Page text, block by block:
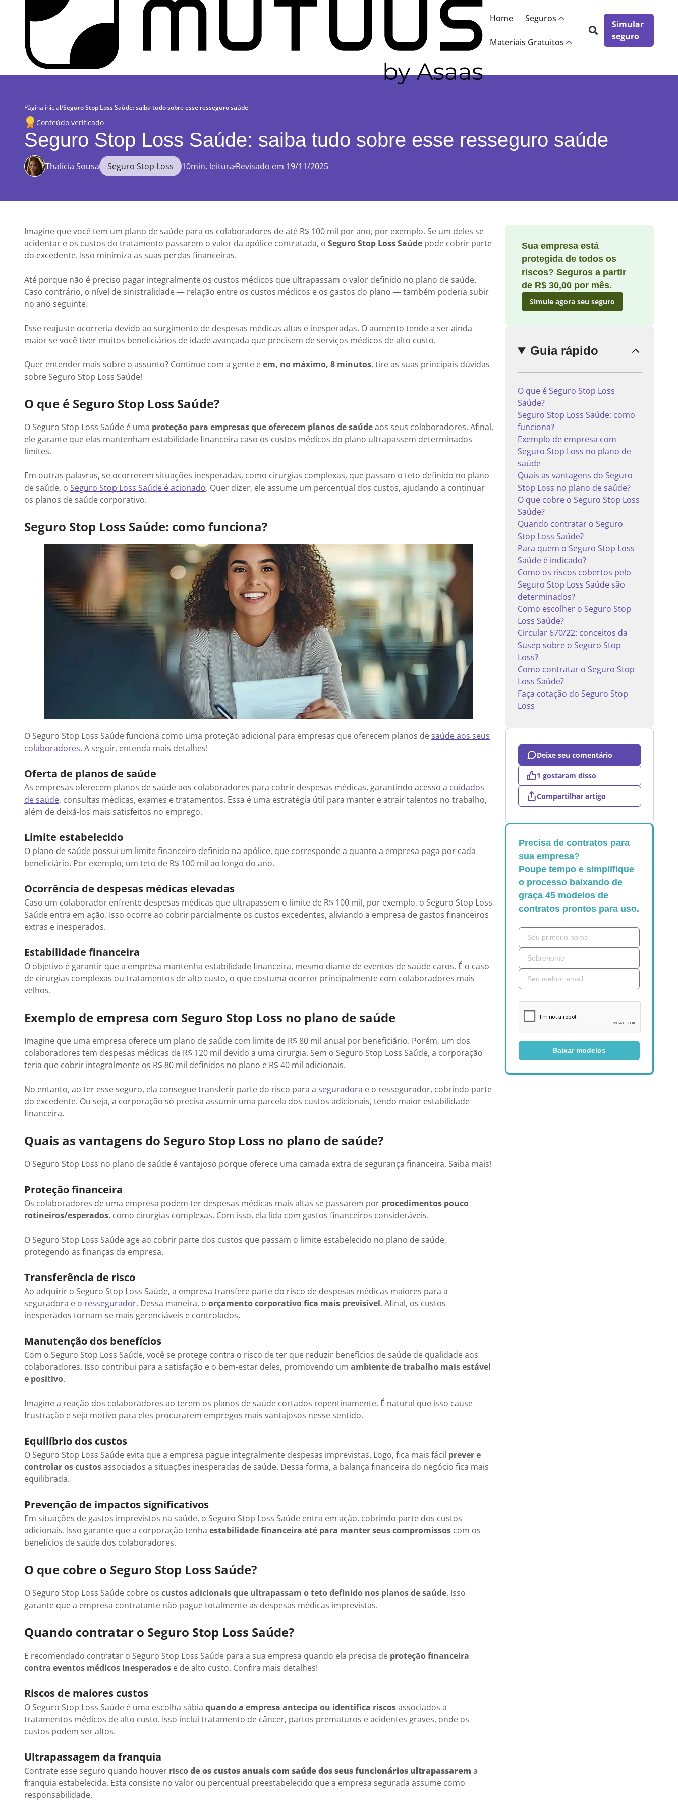
Home Seguros
Materiais Gratuitos
Simular
seguro
Página inicial/Seguro Stop Loss Saúde: saiba tudo sobre esse resseguro saúde
Conteúdo verificado
Seguro Stop Loss Saúde: saiba tudo sobre esse resseguro saúde
Thalicia Sousa Seguro Stop Loss 10min. leitura Revisado em 19/11/2025
Imagine que você tem um plano de saúde para os colaboradores de até R$ 100 mil por ano, por exemplo. Se um deles se
acidentar e os custos do tratamento passarem o valor da apólice contratada, o Seguro Stop Loss Saúde pode cobrir parte
do excedente. Isso minimiza as suas perdas financeiras.
Até porque não é preciso pagar integralmente os custos médicos que ultrapassam o valor definido no plano de saúde.
Caso contrário, o nível de sinistralidade — relação entre os custos médicos e os gastos do plano — também poderia subir
no ano seguinte.
Esse reajuste ocorreria devido ao surgimento de despesas médicas altas e inesperadas. O aumento tende a ser ainda
maior se você tiver muitos beneficiários de idade avançada que precisem de serviços médicos de alto custo.
Quer entender mais sobre o assunto? Continue com a gente eem, no máximo, 8 minutos, tire as suas principais dúvidas
sobre Seguro Stop Loss Saúde!
O que é Seguro Stop Loss Saúde?
O Seguro Stop Loss Saúde é uma proteção para empresas que oferecem planos de saúdeaos seus colaboradores. Afinal,
ele garante que elas mantenham estabilidade financeira caso os custos médicos do plano ultrapassem determinados
limites.
Em outras palavras, se ocorrerem situações inesperadas, como cirurgias complexas, que passam o teto definido no plano
de saúde, o Seguro Stop Loss Saúde é acionado. Quer dizer, ele assume um percentual dos custos, ajudando a continuar
os planos de saúde corporativo.
Seguro Stop Loss Saúde: como funciona?
O Seguro Stop Loss Saúde funciona como uma proteção adicional para empresas que oferecem planos desaúde aos seus
colaboradores. A seguir, entenda mais detalhes!
Oferta de planos de saúde
As empresas oferecem planos de saúde aos colaboradores para cobrir despesas médicas, garantindo acesso a cuidados
de saúde, consultas médicas, exames e tratamentos. Essa é uma estratégia útil para manter e atrair talentos no trabalho,
além de deixá-los mais satisfeitos no emprego.
Limite estabelecido
O plano de saúde possui um limite financeiro definido na apólice, que corresponde a quanto a empresa paga por cada
beneficiário. Por exemplo, um teto de R$ 100 mil ao longo do ano.
Ocorrência de despesas médicas elevadas
Caso um colaborador enfrente despesas médicas que ultrapassem o limite de R$ 100 mil, por exemplo, o Seguro Stop Loss
Saúde entra em ação. Isso ocorre ao cobrir parcialmente os custos excedentes, aliviando a empresa de gastos financeiros
extras e inesperados.
Estabilidade financeira
O objetivo é garantir que a empresa mantenha estabilidade financeira, mesmo diante de eventos de saúde caros. É o caso
de cirurgias complexas ou tratamentos de alto custo, o que costuma ocorrer principalmente com colaboradores mais
velhos.
Exemplo de empresa com Seguro Stop Loss no plano de saúde
Imagine que uma empresa oferece um plano de saúde com limite de R$ 80 mil anual por beneficiário. Porém, um dos
colaboradores tem despesas médicas de R$ 120 mil devido a uma cirurgia. Sem o Seguro Stop Loss Saúde, a corporação
teria que cobrir integralmente os R$ 80 mil definidos no plano e R$ 40 mil adicionais.
No entanto, ao ter esse seguro, ela consegue transferir parte do risco para a seguradora e o ressegurador, cobrindo parte
do excedente. Ou seja, a corporação só precisa assumir uma parcela dos custos adicionais, tendo maior estabilidade
financeira.
Quais as vantagens do Seguro Stop Loss no plano de saúde?
O Seguro Stop Loss no plano de saúde é vantajoso porque oferece uma camada extra de segurança financeira. Saiba mais!
Proteção financeira
Os colaboradores de uma empresa podem ter despesas médicas mais altas se passarem por procedimentos pouco
rotineiros/esperados, como cirurgias complexas. Com isso, ela lida com gastos financeiros consideráveis.
O Seguro Stop Loss Saúde age ao cobrir parte dos custos que passam o limite estabelecido no plano de saúde,
protegendo as finanças da empresa.
Transferência de risco
Ao adquirir o Seguro Stop Loss Saúde, a empresa transfere parte do risco de despesas médicas maiores para a
seguradora e o ressegurador. Dessa maneira, o orçamento corporativo fica mais previsível. Afinal, os custos
inesperados tornam-se mais gerenciáveis e controlados.
Manutenção dos benefícios
Com o Seguro Stop Loss Saúde, você se protege contra o risco de ter que reduzir benefícios de saúde de qualidade aos
colaboradores. Isso contribui para a satisfação e o bem-estar deles, promovendo um ambiente de trabalho mais estável
e positivo.
Imagine a reação dos colaboradores ao terem os planos de saúde cortados repentinamente. É natural que isso cause
frustração e seja motivo para eles procurarem empregos mais vantajosos nesse sentido.
Equilíbrio dos custos
O Seguro Stop Loss Saúde evita que a empresa pague integralmente despesas imprevistas. Logo, fica mais fácil prever e
controlar os custosassociados a situações inesperadas de saúde. Dessa forma, a balança financeira do negócio fica mais
equilibrada.
Prevenção de impactos significativos
Em situações de gastos imprevistos na saúde, o Seguro Stop Loss Saúde entra em ação, cobrindo parte dos custos
adicionais. Isso garante que a corporação tenha estabilidade financeira até para manter seus compromissos com os
benefícios de saúde dos colaboradores.
O que cobre o Seguro Stop Loss Saúde?
O Seguro Stop Loss Saúde cobre os custos adicionais que ultrapassam o teto definido nos planos de saúde. Isso
garante que a empresa contratante não pague totalmente as despesas médicas imprevistas.
Quando contratar o Seguro Stop Loss Saúde?
É recomendado contratar o Seguro Stop Loss Saúde para a sua empresa quando ela precisa de proteção financeira
contra eventos médicos inesperados e de alto custo. Confira mais detalhes!
Riscos de maiores custos
O Seguro Stop Loss Saúde é uma escolha sábia quando a empresa antecipa ou identifica riscosassociados a
tratamentos médicos de alto custo. Isso inclui tratamento de câncer, partos prematuros e acidentes graves, onde os
custos podem ser altos.
Ultrapassagem da franquia
Contrate esse seguro quando houver riscode os custos anuais com saúde dos seus funcionários ultrapassarem a
franquia estabelecida. Esta consiste no valor ou percentual preestabelecido que a empresa segurada assume como
responsabilidade.
Sua empresa está
protegida de todos os
riscos? Seguros a partir
de R$ 30,00 por mês.
Simule agora seu seguro
Guia rápido
O que é Seguro Stop Loss
Saúde?
Seguro Stop Loss Saúde: como
funciona?
Exemplo de empresa com
Seguro Stop Loss no plano de
saúde
Quais as vantagens do Seguro
Stop Loss no plano de saúde?
O que cobre o Seguro Stop Loss
Saúde?
Quando contratar o Seguro
Stop Loss Saúde?
Para quem o Seguro Stop Loss
Saúde é indicado?
Como os riscos cobertos pelo
Seguro Stop Loss Saúde são
determinados?
Como escolher o Seguro Stop
Loss Saúde?
Circular 670/22: conceitos da
Susep sobre o Seguro Stop
Loss?
Como contratar o Seguro Stop
Loss Saúde?
Faça cotação do Seguro Stop
Loss
Deixe seu comentário
1 gostaram disso
Compartilhar artigo
Precisa de contratos para
sua empresa?
Poupe tempo e simplifique
o processo baixando de
graça 45 modelos de
contratos prontos para uso.
Baixar modelos